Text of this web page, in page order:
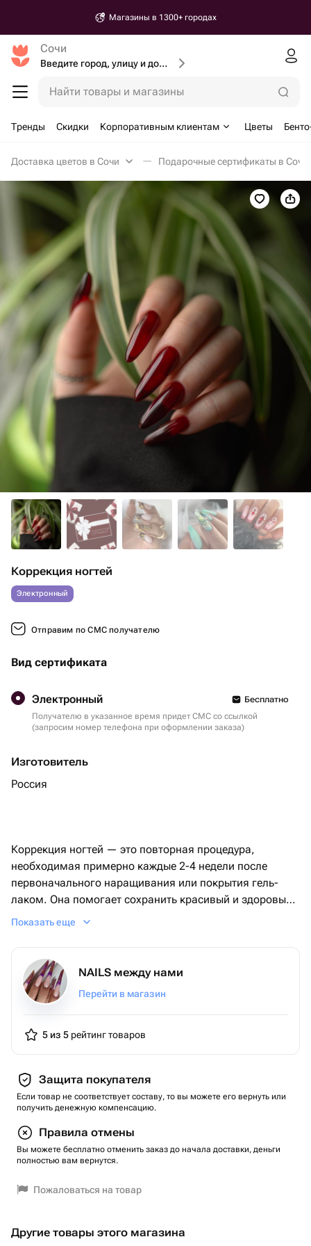
Магазины в 1300+ городах
Сочи
Введите город, улицу и дом доставки
Найти товары и магазины
Тренды Скидки Корпоративным клиентам Цветы
Доставка цветов в Сочи Подарочные сертификаты в Сочи
Коррекция ногтей
Электронный
Отправим по СМС получателю
Вид сертификата
Электронный
Бесплатно
Получателю в указанное время придет СМС со ссылкой
(запросим номер телефона при оформлении заказа)
Изготовитель
Россия
Коррекция ногтей — это повторная процедура,
необходимая примерно каждые 2-4 недели после
первоначального наращивания или покрытия гель-
лаком. Она помогает сохранить красивый и здоровый
вид ногтей, исправить недостатки и обновить
Очистка и подготовка ногтевой пластины.
Исправление формы и длины ногтей.
Полировка и выравнивание поверхности.
Финальная обработка и защита.
Показать еще
NAILS между нами
Перейти в магазин
5 из 5 рейтинг товаров
Защита покупателя
Если товар не соответствует составу, то вы можете его вернуть или
получить денежную компенсацию.
Правила отмены
Вы можете бесплатно отменить заказ до начала доставки, деньги
полностью вам вернутся.
Пожаловаться на товар
Другие товары этого магазина